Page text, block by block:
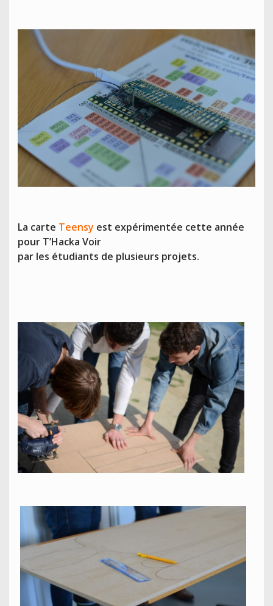
La carte Teensy est expérimentée cette année
pour T’Hacka Voir
par les étudiants de plusieurs projets.